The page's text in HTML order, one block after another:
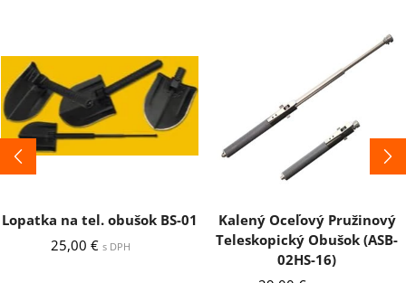
Lopatka na tel. obušok BS-01
25,00 € s DPH
Kalený Oceľový Pružinový
Teleskopický Obušok (ASB-
02HS-16)